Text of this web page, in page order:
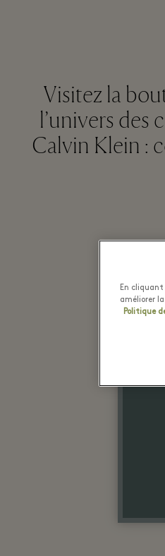
Visitez la
l’univers des
Calvin Klein :
En cliquant
améliorer
Politique